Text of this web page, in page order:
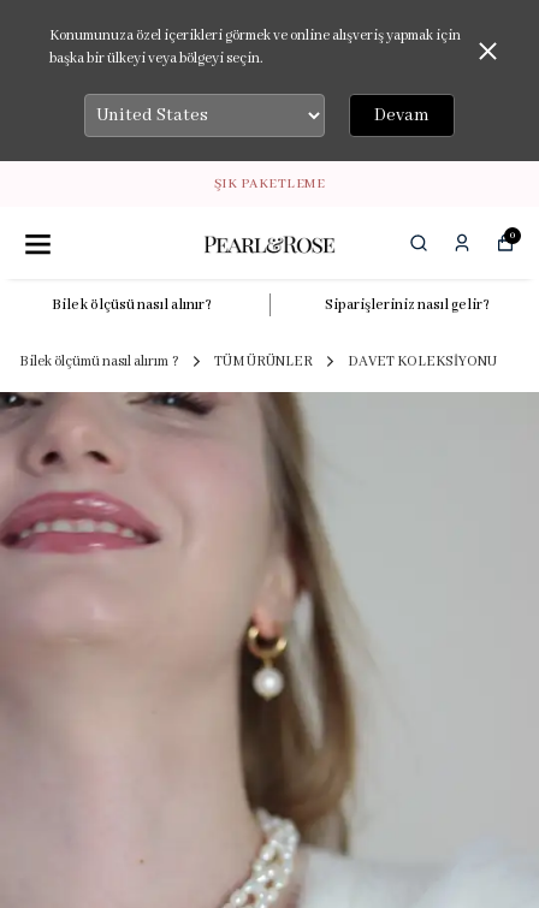
Konumunuza özel içerikleri görmek ve online alışveriş yapmak için
başka bir ülkeyi veya bölgeyi seçin.
Devam
ŞIK PAKETLEME
0
Bilek ölçüsü nasıl alınır? Siparişleriniz nasıl gelir?
Bilek ölçümü nasıl alırım ? TÜM ÜRÜNLER DAVET KOLEKSİYONU